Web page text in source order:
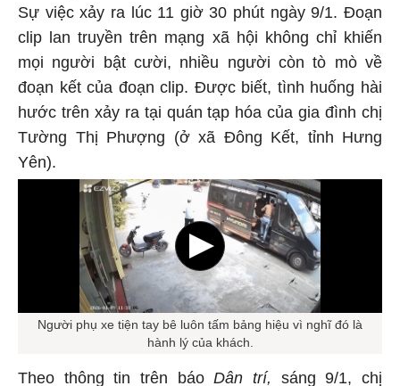
Sự việc xảy ra lúc 11 giờ 30 phút ngày 9/1. Đoạn
clip lan truyền trên mạng xã hội không chỉ khiến
mọi người bật cười, nhiều người còn tò mò về
đoạn kết của đoạn clip. Được biết, tình huống hài
hước trên xảy ra tại quán tạp hóa của gia đình chị
Tường Thị Phượng (ở xã Đông Kết, tỉnh Hưng
Yên).
Người phụ xe tiện tay bê luôn tấm bảng hiệu vì nghĩ đó là
hành lý của khách.
Theo thông tin trên báo Dân trí,
sáng 9/1, chị